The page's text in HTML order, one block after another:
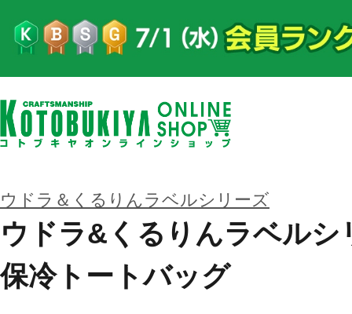
ウドラ＆くるりんラベルシリーズ
ウドラ&くるりんラベルシ
保冷トートバッグ